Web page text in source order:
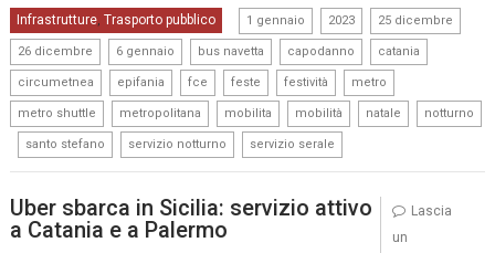
Infrastrutture,Trasporto pubblico 1 gennaio 2023 25 dicembre
26 dicembre 6 gennaio bus navetta capodanno catania
circumetnea epifania fce feste festività metro
metro shuttle metropolitana mobilita mobilità natale notturno
santo stefano servizio notturno servizio serale
Uber sbarca in Sicilia: servizio attivo
a Catania e a Palermo
Lascia
un